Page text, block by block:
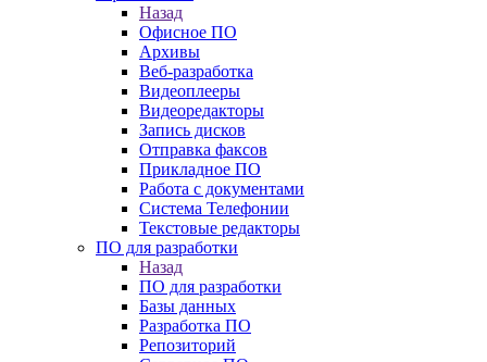
Назад
Офисное ПО
Архивы
Веб-разработка
Видеоплееры
Видеоредакторы
Запись дисков
Отправка факсов
Прикладное ПО
Работа с документами
Система Телефонии
Текстовые редакторы
ПО для разработки
Назад
ПО для разработки
Базы данных
Разработка ПО
Репозиторий